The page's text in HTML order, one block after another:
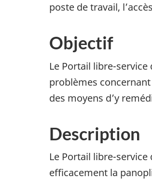
poste de travail,
Objectif
Le Portail libre-service
problèmes
des moyens d’y
Description
Le Portail libre-
efficacement la